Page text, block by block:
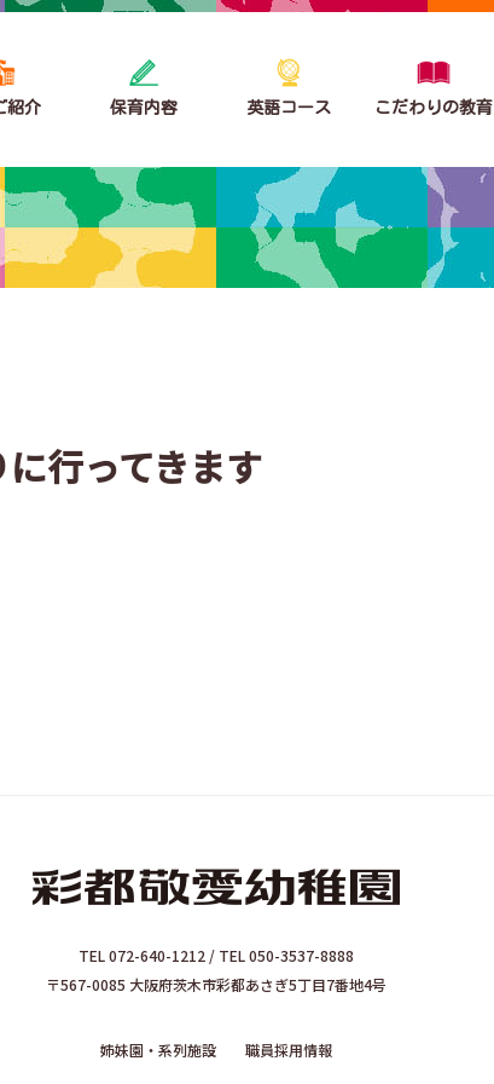
紹介 保育内容 英語コース こだわりの教育
行ってきます
TEL 072-640-1212 / TEL 050-3537-8888
〒567-0085 大阪府茨木市彩都あさぎ5丁目7番地4号
姉妹園・系列施設 職員採用情報